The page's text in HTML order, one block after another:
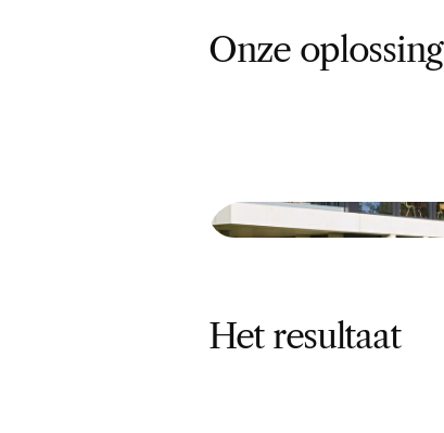
Onze oplossing
Het resultaat